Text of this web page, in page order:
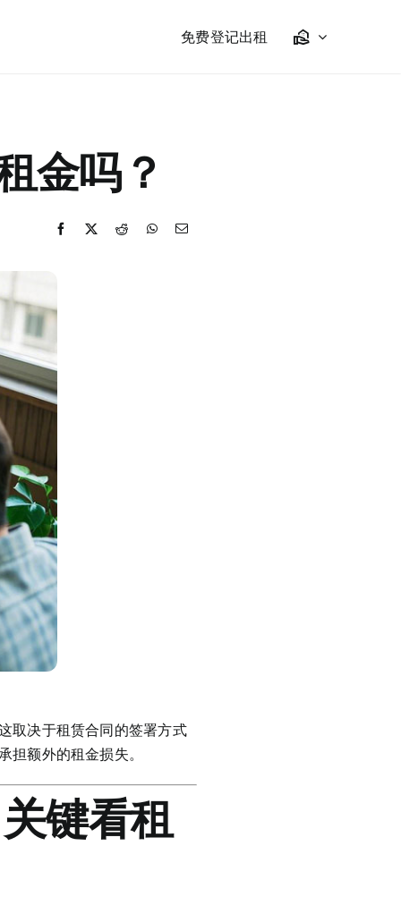
免费登记出租
金吗？
取决于租赁合同的签署方式
额外的租金损失。
键看租